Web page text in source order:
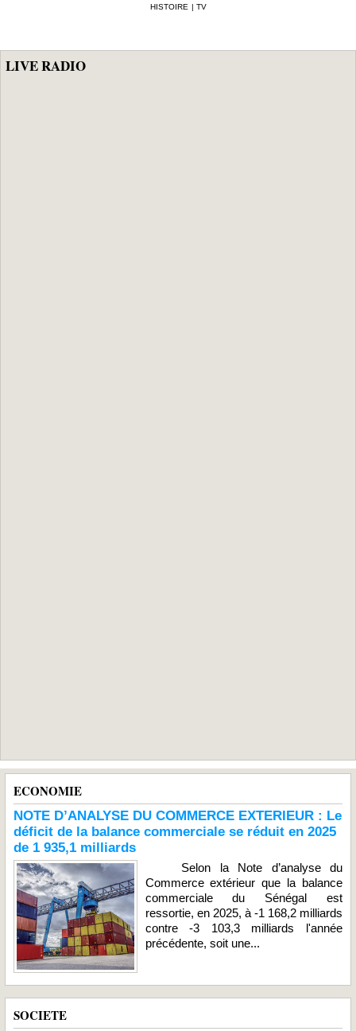
HISTOIRE | TV
LIVE RADIO
ECONOMIE
NOTE D’ANALYSE DU COMMERCE EXTERIEUR : Le
déficit de la balance commerciale se réduit en 2025
de 1 935,1 milliards
Selon la Note d’analyse du
Commerce extérieur que la balance
commerciale du Sénégal est
ressortie, en 2025, à -1 168,2 milliards
contre -3 103,3 milliards l'année
précédente, soit une...
SOCIETE